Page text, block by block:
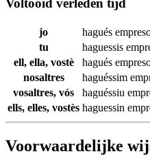
Voltooid verleden tijd
jo hagués
tu
haguessis
ell, ella, vostè
hagués
nosaltres
haguéssim
vosaltres, vós
haguéssiu
ells, elles, vostès haguessin
Voorwaardelijke